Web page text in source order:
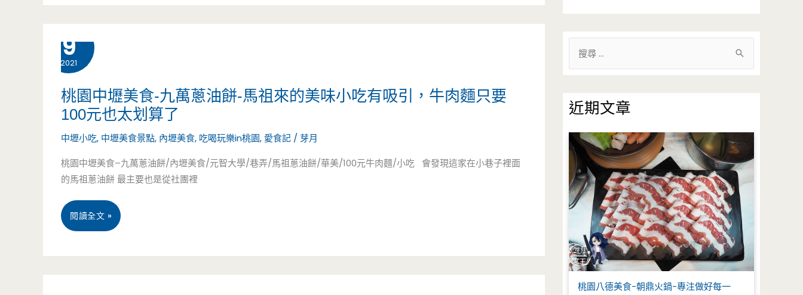
驚
壢
美
食-
再
來
鴨
皮
9
2021
桃園中壢美食-九萬蔥油餅-馬祖來的美味小吃有吸引，牛肉麵只要
100元也太划算了
中壢小吃, 中壢美食景點, 內壢美食, 吃喝玩樂in桃園, 愛食記 /芽月
桃園中壢美食–九萬蔥油餅/內壢美食/元智大學/巷弄/馬祖蔥油餅/華美/100元牛肉麵/小吃 會發現這家在小巷子裡面
的馬祖蔥油餅 最主要也是從社團裡
桃
閱讀全文 »
鍵
字
:
近期文章
桃園八德美食-朝鼎火鍋-專注做好每一